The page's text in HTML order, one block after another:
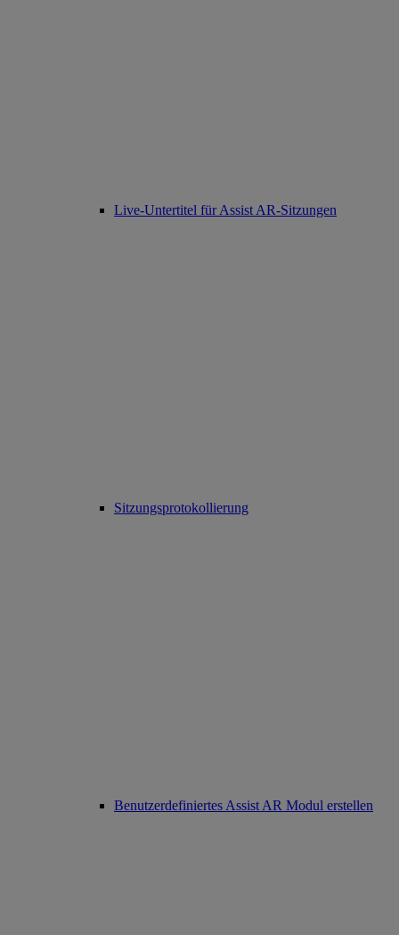
Live-Untertitel für Assist AR-Sitzungen
Sitzungsprotokollierung
Benutzerdefiniertes Assist AR Modul erstellen